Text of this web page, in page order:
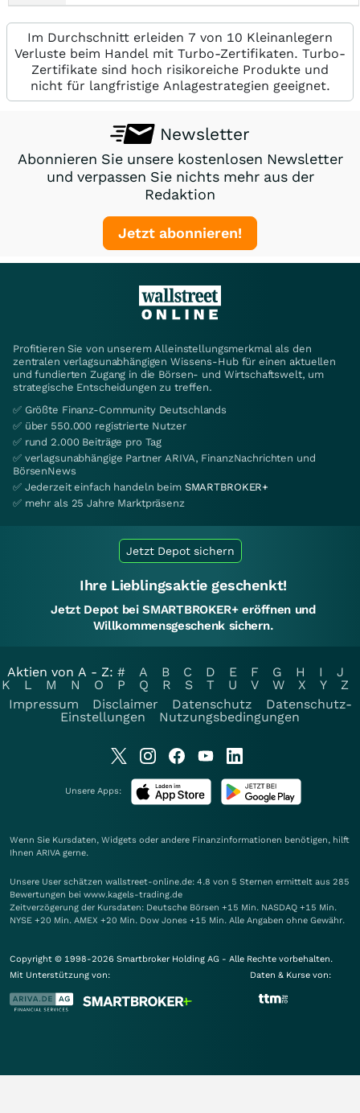
Im Durchschnitt erleiden 7 von 10 Kleinanlegern
Verluste beim Handel mit Turbo-Zertifikaten. Turbo-
Zertifikate sind hoch risikoreiche Produkte und
nicht für langfristige Anlagestrategien geeignet.
Newsletter
Abonnieren Sie unsere kostenlosen Newsletter
und verpassen Sie nichts mehr aus der
Redaktion
Jetzt abonnieren!
Profitieren Sie von unserem Alleinstellungsmerkmal als den
zentralen verlagsunabhängigen Wissens-Hub für einen aktuellen
und fundierten Zugang in die Börsen- und Wirtschaftswelt, um
strategische Entscheidungen zu treffen.
✅ Größte Finanz-Community Deutschlands
✅ über 550.000 registrierte Nutzer
✅ rund 2.000 Beiträge pro Tag
✅ verlagsunabhängige Partner ARIVA, FinanzNachrichten und
BörsenNews
✅ Jederzeit einfach handeln beim SMARTBROKER+
✅ mehr als 25 Jahre Marktpräsenz
Jetzt Depot sichern
Ihre Lieblingsaktie geschenkt!
Jetzt Depot bei SMARTBROKER+ eröffnen und
Willkommensgeschenk sichern.
Aktien von A - Z: # A B C D E F G H I
J
K
L M N O P Q R S T U V W X Y
Z
Impressum
Disclaimer Datenschutz
Datenschutz-
Einstellungen
Nutzungsbedingungen
Unsere Apps:
Wenn Sie Kursdaten, Widgets oder andere Finanzinformationen benötigen, hilft
Ihnen ARIVA gerne.
Unsere User schätzen wallstreet-online.de: 4.8 von 5 Sternen ermittelt aus 285
Bewertungen bei www.kagels-trading.de
Zeitverzögerung der Kursdaten: Deutsche Börsen +15 Min. NASDAQ +15 Min.
NYSE +20 Min. AMEX +20 Min. Dow Jones +15 Min. Alle Angaben ohne Gewähr.
Copyright © 1998-2026 Smartbroker Holding AG - Alle Rechte vorbehalten.
Mit Unterstützung von:
Daten & Kurse von: